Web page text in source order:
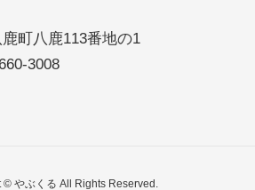
町八鹿113番地の1
3008
© やぶくる All Rights Reserved.